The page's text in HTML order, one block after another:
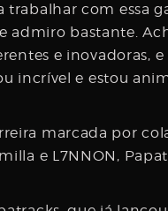
trabalhar com essa
admiro bastante.
e inovadoras,
incrível e estou
marcada por
e L7NNON,